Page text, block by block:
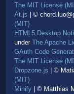
The MIT License
At.js | ©
(MIT)
HTML5 Desktop
under The Apache
GAuth Code
The MIT License
Dropzone.js | ©
(MIT)
Minify | © Matthias